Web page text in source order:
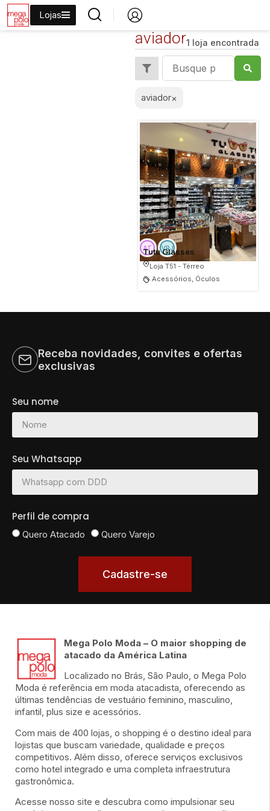
Lojas
aviador1 loja encontrada
aviador×
Tutu Glasses
Loja T51 - Térreo
Acessórios, Óculos
Receba novidades, convites e ofertas
exclusivas
Seu nome
Seu Whatsapp
Perfil de compra
Quero Atacado Quero Varejo
Cadastre-se
Mega Polo Moda – O maior shopping de
atacado da América Latina
Localizado no Brás, São Paulo, o Mega Polo
Moda é referência em moda atacadista, oferecendo as
últimas tendências de vestuário feminino, masculino,
infantil, plus size e acessórios.
Com mais de 400 lojas, o shopping é o destino ideal para
lojistas que buscam variedade, qualidade e preços
competitivos. Além disso, oferece serviços exclusivos
como hotel integrado e uma completa infraestrutura
gastronômica.
Acesse nosso site e descubra como impulsionar seu